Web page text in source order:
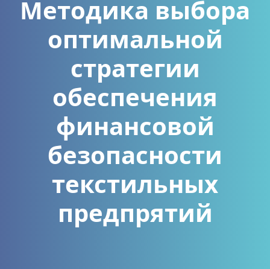
Методика выбора
оптимальной
стратегии
обеспечения
финансовой
безопасности
текстильных
предпрятий